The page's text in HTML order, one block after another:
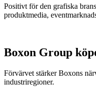
Positivt för den grafiska
produktmedia,
Boxon Group
Förvärvet stärker Boxons
industriregioner.